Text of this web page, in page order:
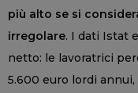
più alto se si
irregolare. I dati Istat
netto: le lavoratrici
5.600 euro lordi